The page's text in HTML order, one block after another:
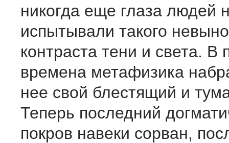
никогда еще глаза людей
испытывали такого
контраста тени и света. В
времена метафизика
нее свой блестящий и
Теперь последний
покров навеки сорван,